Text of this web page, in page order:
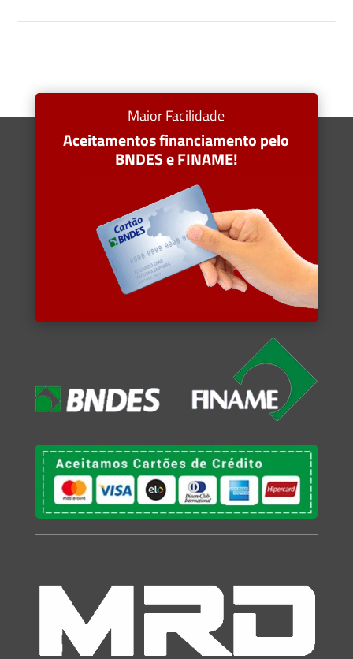
Maior Facilidade
Aceitamentos financiamento pelo
BNDES e FINAME!